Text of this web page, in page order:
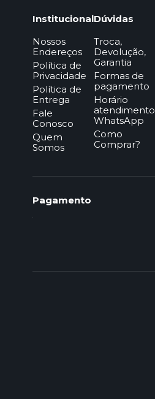
Institucional
Nossos
Endereços
Política de
Privacidade
Política de
Entrega
Fale
Conosco
Quem
Somos
Dúvidas
Troca,
Devolução,
Garantia
Formas de
pagamento
Horário
atendimento
WhatsApp
Como
Comprar?
Pagamento